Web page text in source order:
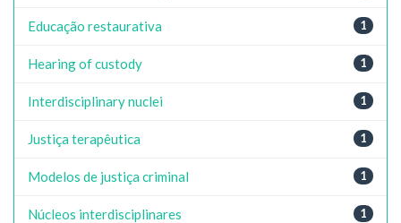
1
Educação restaurativa
1
Hearing of custody
1
Interdisciplinary nuclei
1
Justiça terapêutica
1
Modelos de justiça criminal
1
Núcleos interdisciplinares